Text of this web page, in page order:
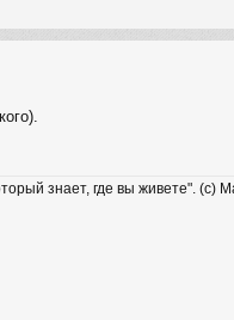
знает, где вы живете".